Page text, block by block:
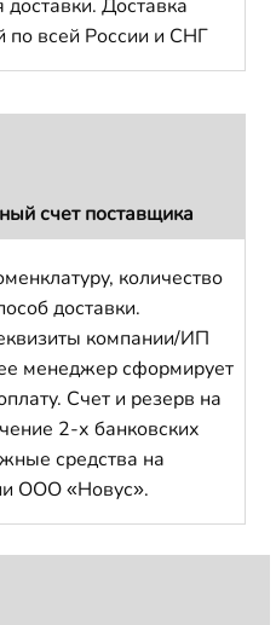
доставки. Доставка
по всей России и СНГ
счет поставщика
количество
доставки.
компании/ИП
менеджер сформирует
Счет и резерв на
2-х банковских
средства на
ООО «Новус».